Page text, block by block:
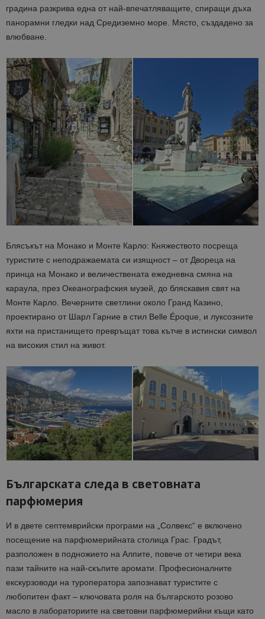
градина разкрива една от най-впечатляващите, спиращи дъха
панорамни гледки над Средиземно море. Място, създадено за
влюбване.
Блясъкът на Монако и Монте Карло: Княжеството посреща
туристите с неподражаемата си изящност – от Двореца на
принца на Монако и величествената ежедневна смяна на
караула, през Океанографския музей, до бляскавия свят на
Монте Карло. Вечерните светлини около Гранд Казино,
проектирано от Шарл Гарние в стил Belle Époque, и луксозните
яхти на пристанището превръщат това кътче в истински символ
на високия стил на живот.
Българската следа в световната
парфюмерия
И в двете септемврийски програми на „Солвекс“ е включено
посещение на парфюмерийната столица Грас. Градът,
разположен в подножието на Алпите, повече от четири века
пази тайните на най-скъпите аромати. Професионалните
екскурзоводи на туроператора запознават туристите с
любопитен факт – ключовата роля на българското розово
масло в лабораториите на световни парфюмерийни къщи като